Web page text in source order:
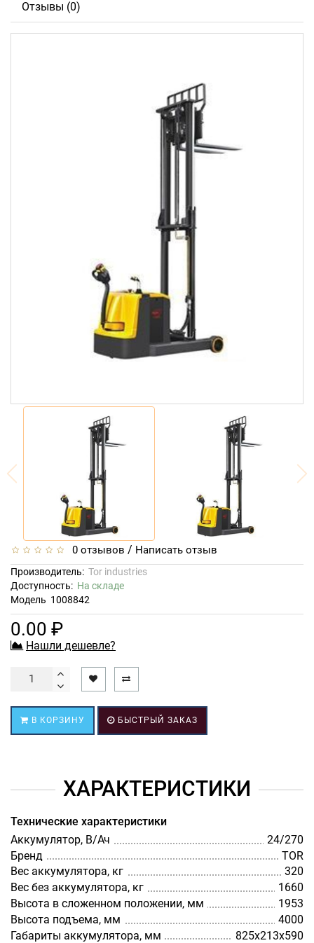
Отзывы (0)
0 отзывов / Написать отзыв
Производитель: Tor industries
Доступность: На складе
Модель 1008842
0.00 ₽
Нашли дешевле?
В КОРЗИНУ БЫСТРЫЙ ЗАКАЗ
ХАРАКТЕРИСТИКИ
Технические характеристики
Аккумулятор, В/Ач
24/270
Бренд
TOR
Вес аккумулятора, кг
320
Вес без аккумулятора, кг
1660
Высота в сложенном положении, мм
1953
Высота подъема, мм
4000
Габариты аккумулятора, мм
825х213х590